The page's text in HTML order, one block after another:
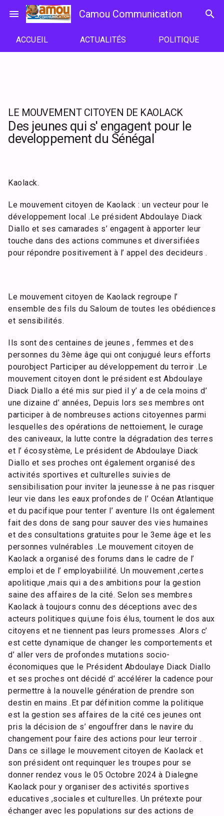
menu Camou Communication search
ACCUEIL ACTUALITÉS POLITIQUE
LE MOUVEMENT CITOYEN DE KAOLACK
Des jeunes qui s' engagent pour le
developpement du Sénégal
Kaolack.
Le mouvement citoyen de Kaolack : un vecteur pour le
développement local .Le président Abdoulaye Diack
Diallo et ses camarades s’ engagent à apporter leur
touche dans des actions communes et diversifiées
pour répondre positivement à l’ appel des decideurs .
Le mouvement citoyen de Kaolack regroupe l’
ensemble des fils du Saloum de toutes les obédiences
et sensibilités.
Ils sont des centaines de jeunes , femmes et des
personnes du 3ème âge qui ont conjugué leurs efforts
pourobject Participer au développement du terroir .Le
mouvement citoyen dont le président est Abdoulaye
Diack Diallo a été mis sur pied il y’ a de cela moins d’
une dizaine d’ années, Depuis lors ses membres ont
participer à de nombreuses actions citoyennes parmi
lesquelles des opérations de nettoiement, le curage
des caniveaux, la lutte contre la dégradation des terres
et l’ écosystème, Le président de Abdoulaye Diack
Diallo et ses proches ont également organisé des
activités sportives et culturelles suivies de
sensibilisation pour inviter la jeunesse à ne pas risquer
leur vie dans les eaux profondes de l’ Océan Atlantique
et du pacifique pour tenter l’ aventure Ils ont également
fait des dons de sang pour sauver des vies humaines
et des consultations gratuites pour le 3eme âge et les
personnes vulnérables .Le mouvement citoyen de
Kaolack a organisé des forums dans le cadre de l’
emploi et de l’ employabiilité. Un mouvement ,certes
apolitique ,mais qui a des ambitions pour la gestion
saine des affaires de la cité. Selon ses membres
Kaolack à toujours connu des déceptions avec des
acteurs politiques qui,une fois élus, tournent le dos aux
citoyens et ne tiennent pas leurs promesses .Alors c’
est cette dynamique de changer les comportements et
d’ aller vers de profondes mutations socio-
économiques que le Président Abdoulaye Diack Diallo
et ses proches ont décidé d’ accélérer la cadence pour
permettre à la nouvelle génération de prendre son
destin en mains .Et par définition comme la politique
est la gestion ses affaires de la cité ces jeunes ont
pris la décision de s’ engouffrer dans le navire du
changement pour faire des actions pour leur terroir .
Dans ce sillage le mouvement citoyen de Kaolack et
son président ont requinquer les troupes pour se
donner rendez vous le 05 Octobre 2024 à Dialegne
Kaolack pour y organiser des activités sportives
educatives ,sociales et culturelles. Un prétexte pour
échanger avec les populations sur des actions de